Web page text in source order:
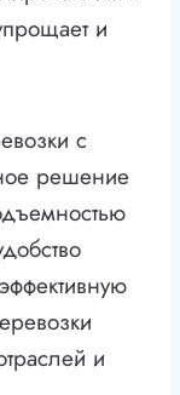
и
с
решение
и